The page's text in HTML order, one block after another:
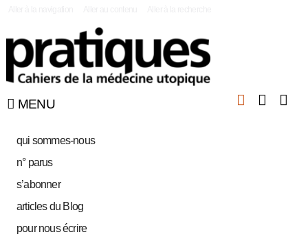
MENU
qui sommes-nous
n° parus
s’abonner
articles du Blog
pour nous écrire